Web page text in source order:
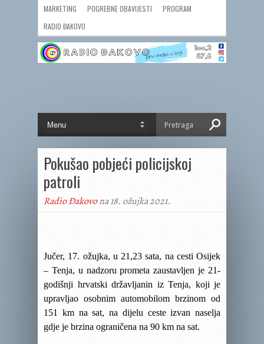
MARKETING POGREBNE OBAVIJESTI
PROGRAM
RADIO ĐAKOVO
Pokušao pobjeći policijskoj
patroli
Radio Đakovona 18. ožujka 2021.
Jučer, 17. ožujka, u 21,23 sata, na cesti Osijek
– Tenja, u nadzoru prometa zaustavljen je 21-
godišnji hrvatski državljanin iz Tenja, koji je
upravljao osobnim automobilom brzinom od
151 km na sat, na dijelu ceste izvan naselja
gdje je brzina ograničena na 90 km na sat.